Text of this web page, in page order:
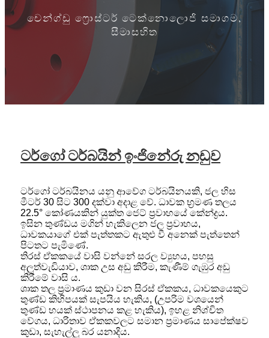
චෙන්ග්ඩු ෆ්‍රොස්ටර් ටෙක්නොලොජි සමාගම,
සීමාසහිත
ටර්ගෝ ටර්බයින් ඉංජිනේරු නඩුව
ටර්ගෝ ටර්බයිනය යනු ආවේග ටර්බයිනයකි, ජල හිස
මීටර් 30 සිට 300 දක්වා අදාළ වේ. ධාවක භ්‍රමණ තලය
22.5° කෝණයකින් යුක්ත ජෙට් ප්‍රවාහයේ කේන්ද්‍රය.
ඉසින තුණ්ඩය මගින් හැකිලෙන ජල ප්‍රවාහය,
ධාවකයාගේ එක් පැත්තකට ඇතුළු වී අනෙක් පැත්තෙන්
පිටතට පැමිණේ.
තිරස් ඒකකයේ වාසි වන්නේ සරල ව්‍යුහය, පහසු
අලුත්වැඩියාව, ශාක උස අඩු කිරීම, කැණීම් ගැඹුර අඩු
කිරීමේ වාසි ය.
ශාක තල ප්‍රමාණය කුඩා වන සිරස් ඒකකය, ධාවකයෙකුට
තුණ්ඩ කිහිපයක් සැපයිය හැකිය, (උපරිම වශයෙන්
තුණ්ඩ හයක් ස්ථාපනය කළ හැකිය), ඉහළ නිශ්චිත
වේගය, ධාරිතාව ඒකකවලට සමාන ප්‍රමාණය සාපේක්ෂව
කුඩා, සැහැල්ලු බර යනාදිය.